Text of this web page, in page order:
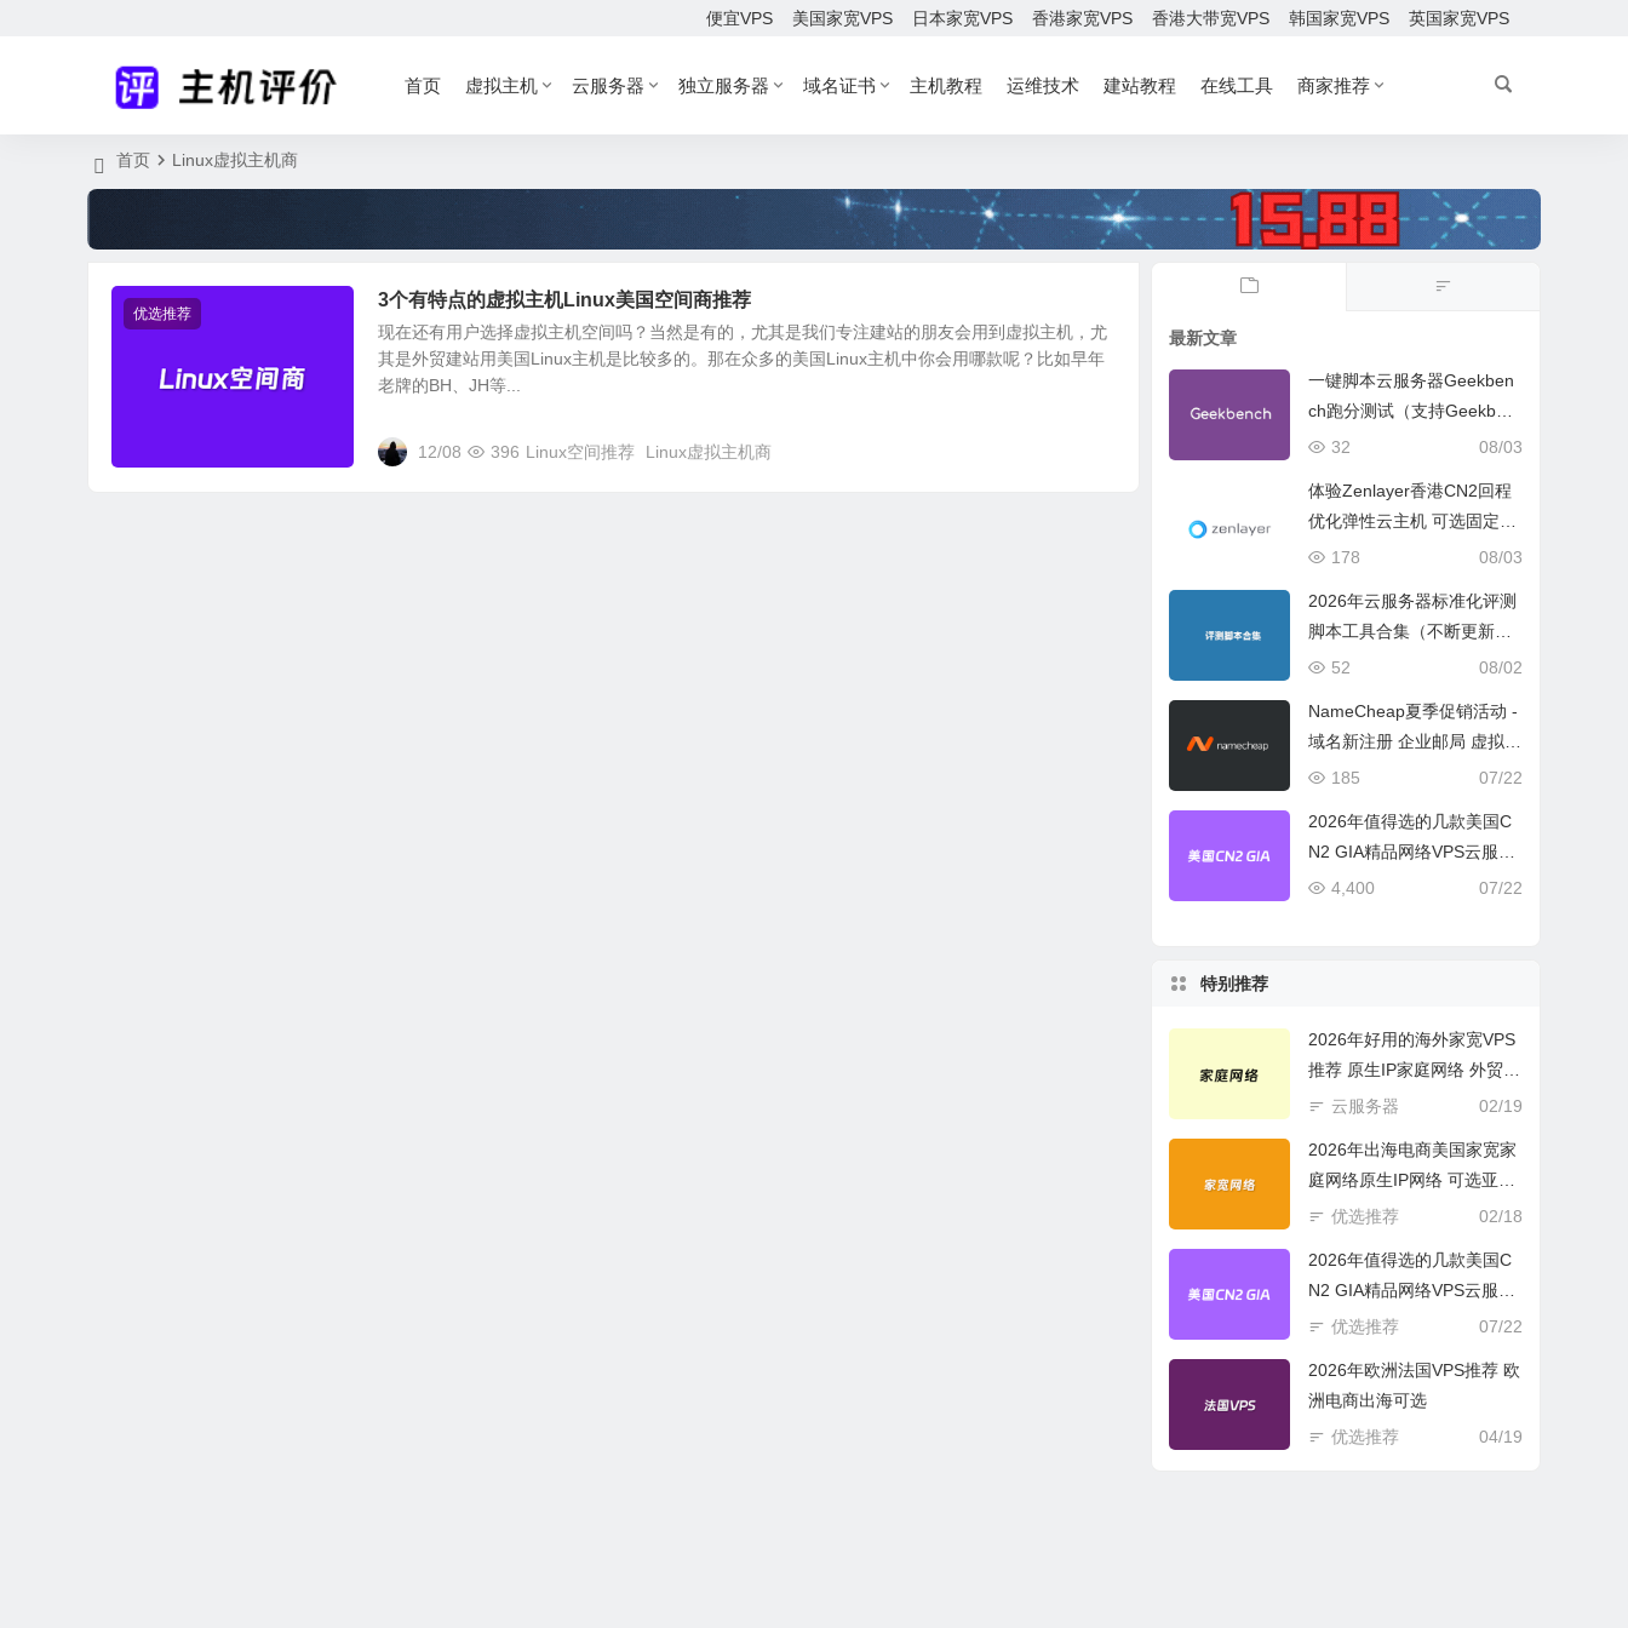
便宜VPS 美国家宽VPS 日本家宽VPS 香港家宽VPS 香港大带宽VPS 韩国家宽VPS 英国家宽VPS
首页 虚拟主机 云服务器 独立服务器 域名证书 主机教程 运维技术 建站教程 在线工具 商家推荐
首页 Linux虚拟主机商
优选推荐
3个有特点的虚拟主机Linux美国空间商推荐
现在还有用户选择虚拟主机空间吗？当然是有的，尤其是我们专注建站的朋友会用到虚拟主机，尤
其是外贸建站用美国Linux主机是比较多的。那在众多的美国Linux主机中你会用哪款呢？比如早年
老牌的BH、JH等...
12/08 396 Linux空间推荐 Linux虚拟主机商
最新文章
一键脚本云服务器Geekben
ch跑分测试（支持Geekben
ch 5 Geekbench 6 Geekbe
08/03
32
体验Zenlayer香港CN2回程
优化弹性云主机 可选固定带
宽或流量模式
08/03
178
2026年云服务器标准化评测
脚本工具合集（不断更新完
善）
08/02
52
NameCheap夏季促销活动 -
域名新注册 企业邮局 虚拟主
机活动盘点
07/22
185
2026年值得选的几款美国C
N2 GIA精品网络VPS云服务
器推荐
07/22
4,400
特别推荐
2026年好用的海外家宽VPS
推荐 原生IP家庭网络 外贸电
商必选
02/19
云服务器
2026年出海电商美国家宽家
庭网络原生IP网络 可选亚欧
美云服务器
02/18
优选推荐
2026年值得选的几款美国C
N2 GIA精品网络VPS云服务
器推荐
07/22
优选推荐
2026年欧洲法国VPS推荐 欧
洲电商出海可选
04/19
优选推荐